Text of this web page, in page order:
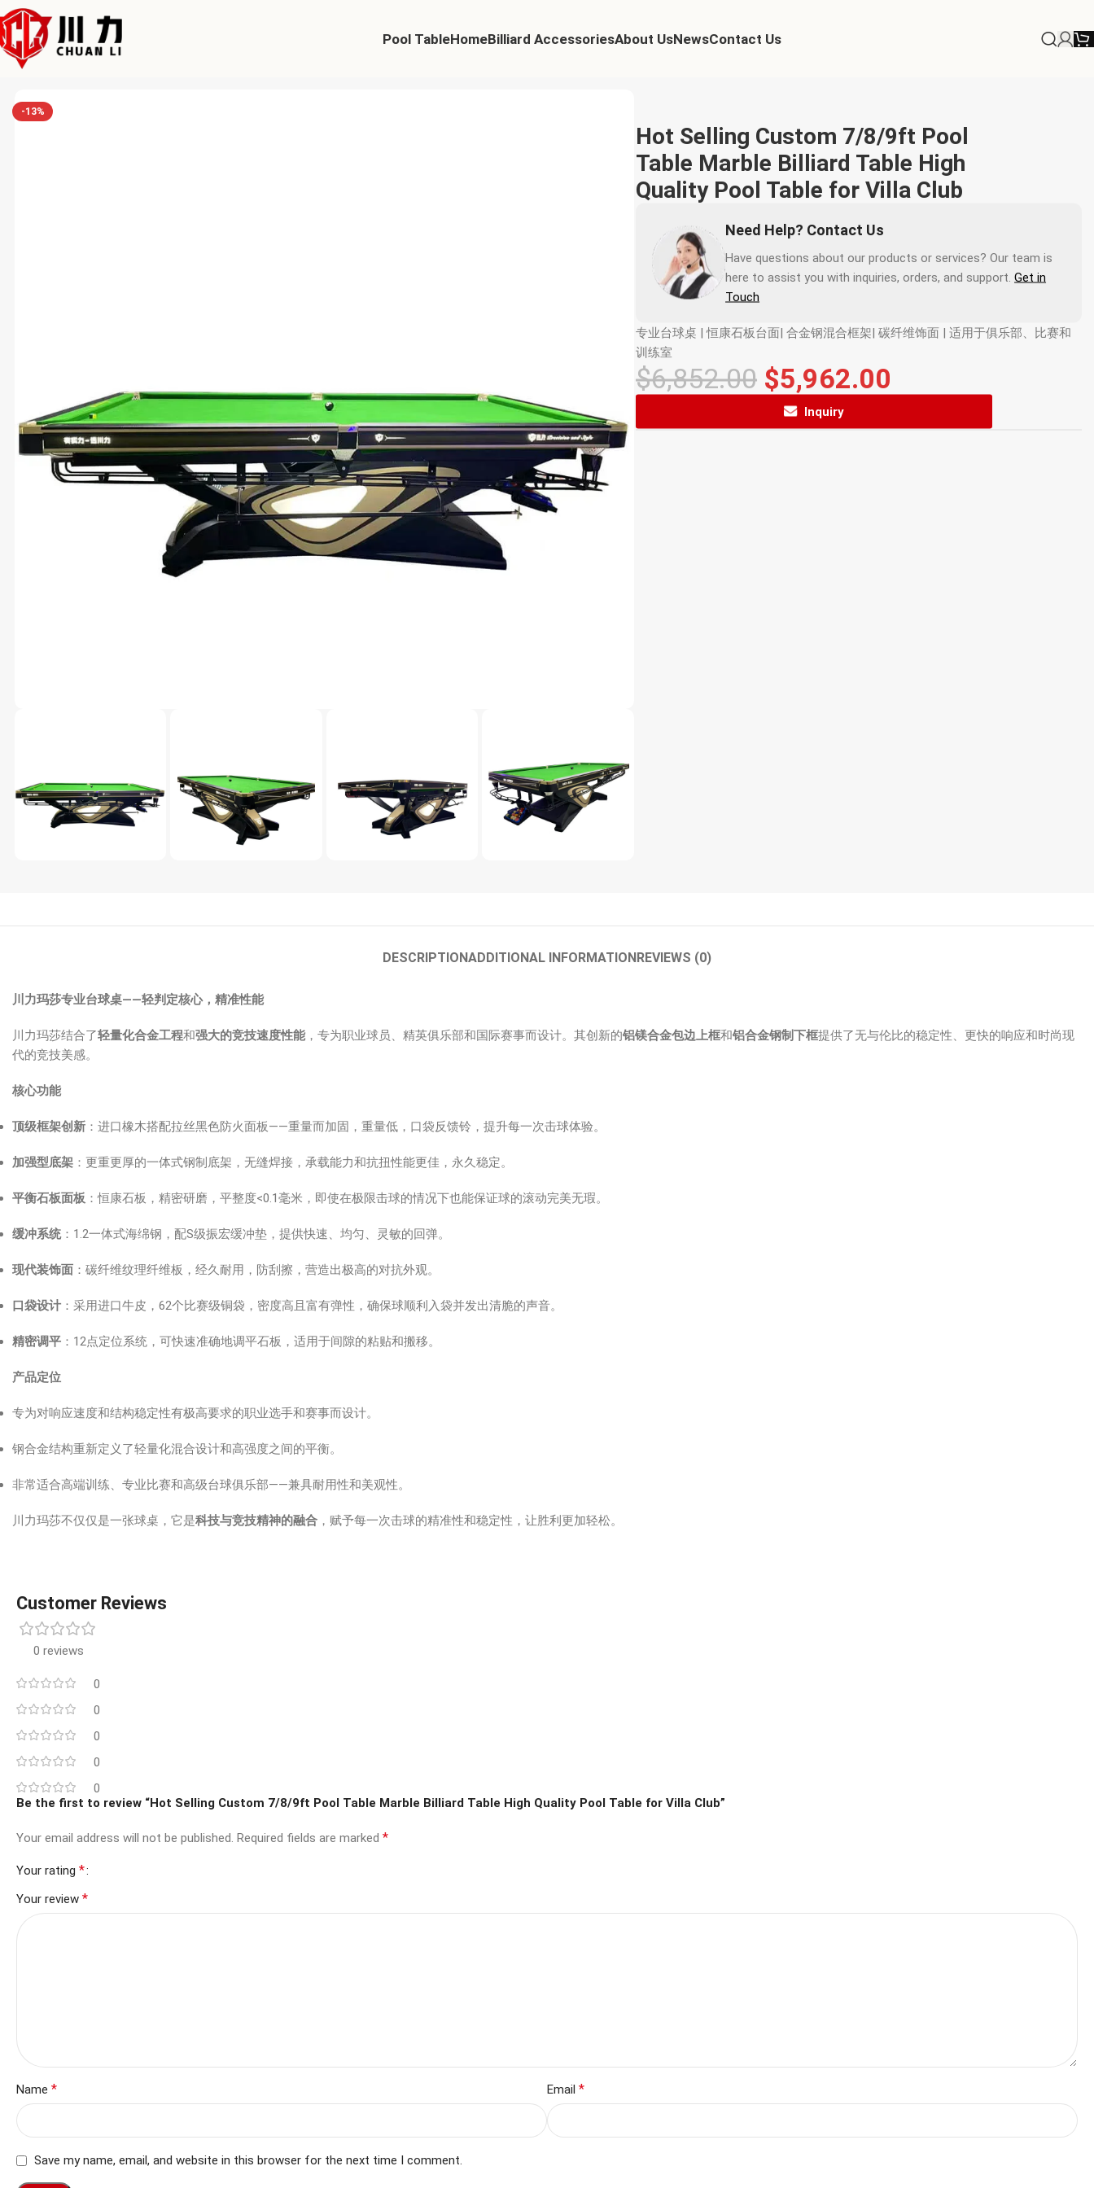
Pool TableHomeBilliard AccessoriesAbout UsNewsContact Us
Home
-13%
Hot Selling Custom 7/8/9ft Pool
Table Marble Billiard Table High
Quality Pool Table for Villa Club
Need Help? Contact Us
Have questions about our products or services? Our team is
here to assist you with inquiries, orders, and support.Get in
Touch
专业台球桌 | 恒康石板台面| 合金钢混合框架| 碳纤维饰面 | 适用于俱乐部、比赛和
训练室
$6,852.00 $5,962.00
Inquiry
DESCRIPTIONADDITIONAL INFORMATIONREVIEWS (0)
川力玛莎专业台球桌——轻判定核心，精准性能
川力玛莎结合了轻量化合金工程和强大的竞技速度性能 ，专为职业球员、精英俱乐部和国际赛事而设计。其创新的铝镁合金包边上框和铝合金钢制下框提供了无与伦比的稳定性、更快的响应和时尚现
代的竞技美感。
核心功能
顶级框架创新 ：进口橡木搭配拉丝黑色防火面板——重量而加固，重量低，口袋反馈铃，提升每一次击球体验。
加强型底架 ：更重更厚的一体式钢制底架，无缝焊接，承载能力和抗扭性能更佳，永久稳定。
平衡石板面板 ：恒康石板，精密研磨，平整度<0.1毫米，即使在极限击球的情况下也能保证球的滚动完美无瑕。
缓冲系统：1.2一体式海绵钢，配S级振宏缓冲垫，提供快速、均匀、灵敏的回弹。
现代装饰面 ：碳纤维纹理纤维板，经久耐用，防刮擦，营造出极高的对抗外观。
口袋设计 ：采用进口牛皮，62个比赛级铜袋，密度高且富有弹性，确保球顺利入袋并发出清脆的声音。
精密调平 ：12点定位系统，可快速准确地调平石板，适用于间隙的粘贴和搬移。
产品定位
专为对响应速度和结构稳定性有极高要求的职业选手和赛事而设计。
钢合金结构重新定义了轻量化混合设计和高强度之间的平衡。
非常适合高端训练、专业比赛和高级台球俱乐部——兼具耐用性和美观性。
川力玛莎不仅仅是一张球桌，它是科技与竞技精神的融合 ，赋予每一次击球的精准性和稳定性，让胜利更加轻松。
Customer Reviews
0 reviews
0
0
0
0
0
Be the first to review “Hot Selling Custom 7/8/9ft Pool Table Marble Billiard Table High Quality Pool Table for Villa Club”
Your email address will not be published. Required fields are marked *
Your rating *
Your review *
Name * Email *
Save my name, email, and website in this browser for the next time I comment.